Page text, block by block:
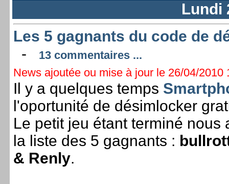
Lundi
Les 5 gagnants du code de
-
13 commentaires ...
News ajoutée ou mise à jour le 26/04/2010
Il y a quelques temps
l'oportunité de désimlocker
Le petit jeu étant terminé
la liste des 5 gagnants :
& Renly.